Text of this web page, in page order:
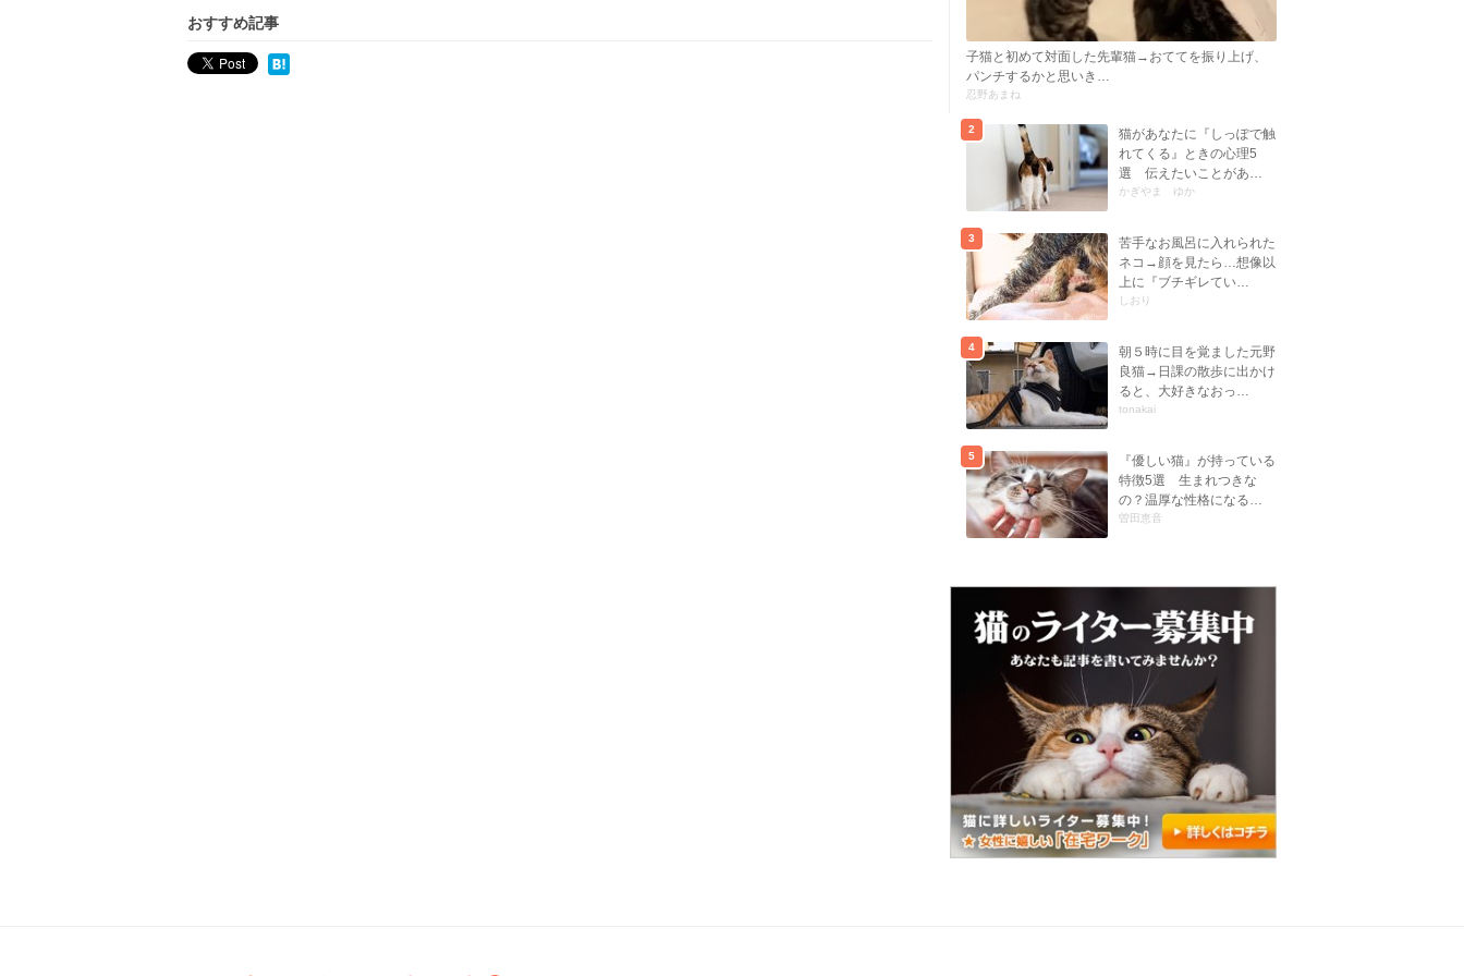
おすすめ記事
子猫と初めて対面した先輩猫→おててを振り上げ、
パンチするかと思いき…
忍野あまね
2
猫があなたに『しっぽで触
れてくる』ときの心理5
選 伝えたいことがあ…
かぎやま ゆか
3
苦手なお風呂に入れられた
ネコ→顔を見たら…想像以
上に『ブチギレてい…
しおり
4
朝５時に目を覚ました元野
良猫→日課の散歩に出かけ
ると、大好きなおっ…
tonakai
5
『優しい猫』が持っている
特徴5選 生まれつきな
の？温厚な性格になる…
曽田恵音